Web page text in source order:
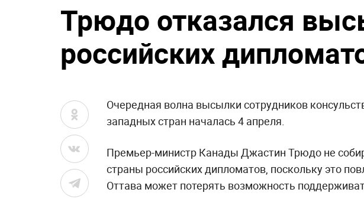
Трюдо отказался
российских
Очередная волна высылки сотрудников
западных стран началась 4 апреля.
Премьер-министр Канады Джастин Трюдо не
страны российских дипломатов, поскольку это
Оттава может потерять возможность